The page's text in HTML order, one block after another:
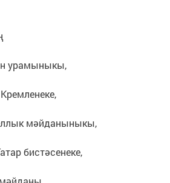
урамыныкы,
мәйданыныкы,
бистәсенеке,